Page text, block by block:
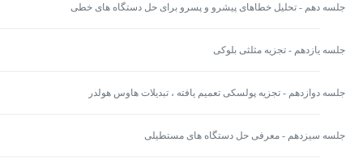
جلسه دهم - تحلیل خطاهای پیشرو و پسرو برای حل دستگاه های خطی
جلسه یازدهم - تجزیه مثلثی بلوکی
جلسه دوازدهم - تجزیه پولسکی تعمیم یافته ،‌ تبدیلات هاوس هولدر
جلسه سیزدهم - معرفی حل دستگاه های مستطیلی